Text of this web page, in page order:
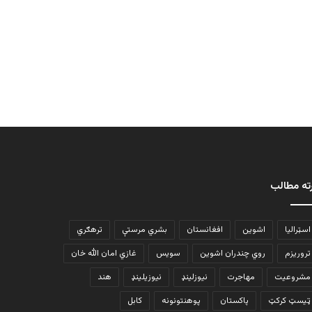
مطالب
اسټرالیا اشوین افغانستان بشري مرستې
ترهګري
تروریزم
روي چندران اشوین سویس
غازي امان الله خان
مشروعیت
مهاجرت نیوزلینډ نیوزیلینډ
هند
ټیسټ کرکټ
پاکستان پوهنتونونه کابل